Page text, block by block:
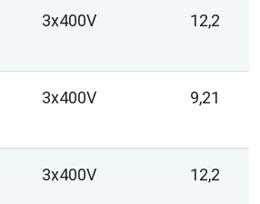
3x400V 12,2
3x400V 9,21
3x400V 12,2